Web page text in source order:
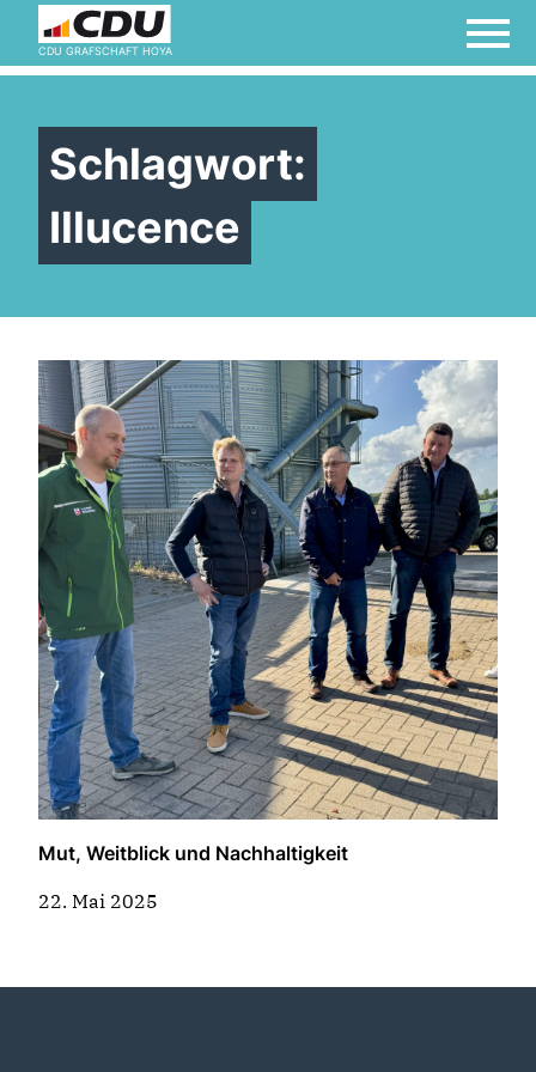
CDU GRAFSCHAFT HOYA
Der Samtgemeinderat
Impressum
Links
Links
Termine
Termine
Vorstand
Willkommen bei der CDU
der Grafschaft Hoya
Willkommen bei der
Frauen Union!
Schlagwort:
Illucence
Mut, Weitblick und Nachhaltigkeit
22. Mai 2025